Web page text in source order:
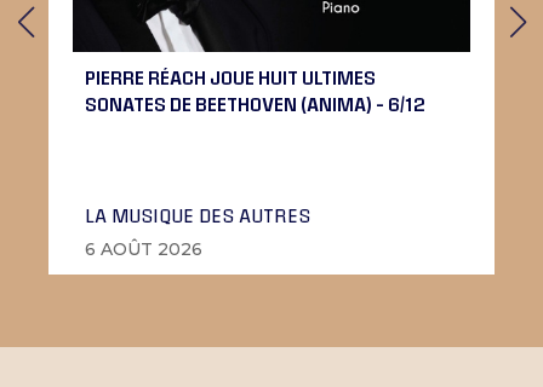
PIERRE RÉACH JOUE HUIT ULTIMES
SONATES DE BEETHOVEN (ANIMA) – 6/12
LA MUSIQUE DES AUTRES
6 AOÛT 2026